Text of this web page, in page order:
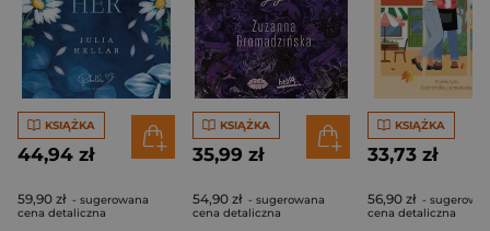
KSIĄŻKA
44,94 zł
59,90 zł - sugerowana
cena detaliczna
KSIĄŻKA
35,99 zł
54,90 zł - sugerowana
cena detaliczna
KSIĄŻKA
33,73 zł
56,90 zł -
cena detaliczna